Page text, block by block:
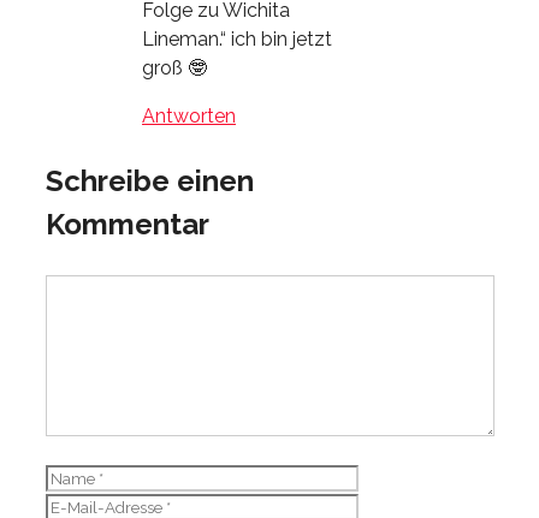
Folge zu Wichita
Lineman.“ ich bin jetzt
groß 🤓
Antworten
Schreibe einen
Kommentar
Name
E-